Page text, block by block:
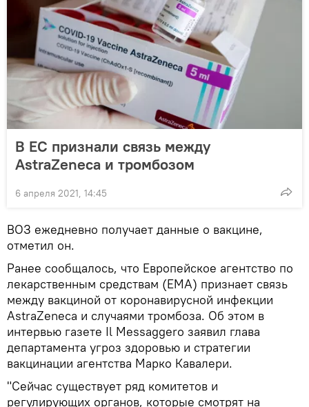
В ЕС признали связь между
AstraZeneca и тромбозом
6 апреля 2021, 14:45
ВОЗ ежедневно получает данные о вакцине,
отметил он.
Ранее сообщалось, что Европейское агентство по
лекарственным средствам (EMA) признает связь
между вакциной от коронавирусной инфекции
AstraZeneca и случаями тромбоза. Об этом в
интервью газете Il Messaggero заявил глава
департамента угроз здоровью и стратегии
вакцинации агентства Марко Кавалери.
"Сейчас существует ряд комитетов и
регулирующих органов, которые смотрят на